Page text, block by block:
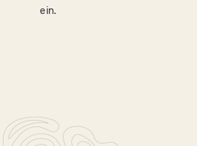
ein.